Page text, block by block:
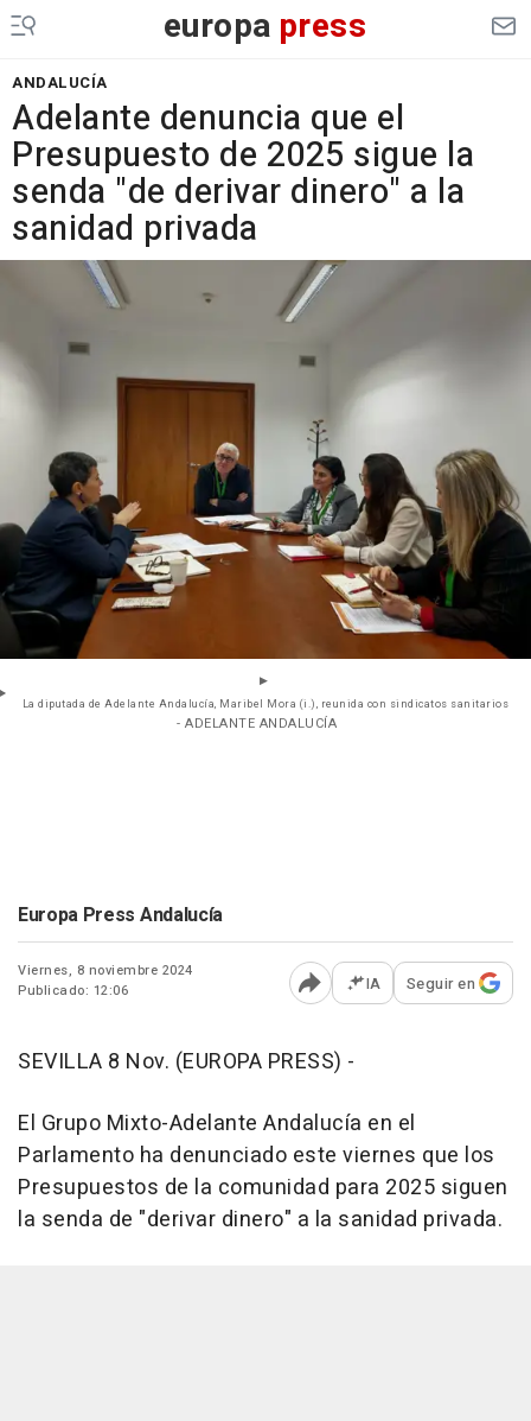
europa press
ANDALUCÍA
Adelante denuncia que el
Presupuesto de 2025 sigue la
senda "de derivar dinero" a la
sanidad privada
La diputada de Adelante Andalucía, Maribel Mora (i.), reunida con sindicatos sanitarios
- ADELANTE ANDALUCÍA
Europa Press Andalucía
Viernes, 8 noviembre 2024
Publicado: 12:06
Abrir opciones para
IA Seguir en
SEVILLA 8 Nov. (EUROPA PRESS) -
El Grupo Mixto-Adelante Andalucía en el
Parlamento ha denunciado este viernes que los
Presupuestos de la comunidad para 2025 siguen
la senda de "derivar dinero" a la sanidad privada.